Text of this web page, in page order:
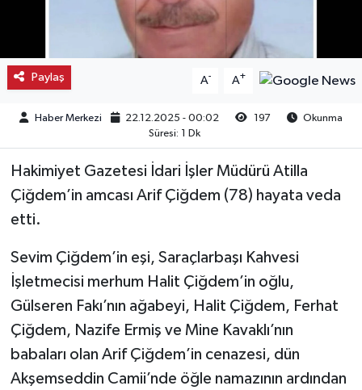
Paylaş A- A+
Haber Merkezi 22.12.2025 - 00:02 197
Okunma
Süresi: 1 Dk
Hakimiyet Gazetesi İdari İşler Müdürü Atilla
Çiğdem’in amcası Arif Çiğdem (78) hayata veda
etti.
Sevim Çiğdem’in eşi, Saraçlarbaşı Kahvesi
İşletmecisi merhum Halit Çiğdem’in oğlu,
Gülseren Fakı’nın ağabeyi, Halit Çiğdem, Ferhat
Çiğdem, Nazife Ermiş ve Mine Kavaklı’nın
babaları olan Arif Çiğdem’in cenazesi, dün
Akşemseddin Camii’nde öğle namazının ardından
Laçin
Mecitözü
Oğuzlar
Ortaköy
Sungurlu
Sağlık